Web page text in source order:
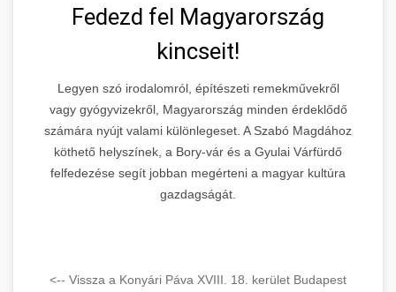
Fedezd fel Magyarország
kincseit!
Legyen szó irodalomról, építészeti remekművekről
vagy gyógyvizekről, Magyarország minden érdeklődő
számára nyújt valami különlegeset. A Szabó Magdához
köthető helyszínek, a Bory-vár és a Gyulai Várfürdő
felfedezése segít jobban megérteni a magyar kultúra
gazdagságát.
<-- Vissza a Konyári Páva XVIII. 18. kerület Budapest